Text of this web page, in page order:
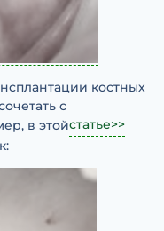
костных
с
в этойстатье>>